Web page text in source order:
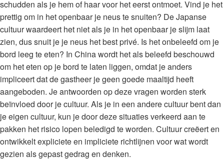
schudden als je hem of haar voor het eerst ontmoet. Vind je het
prettig om in het openbaar je neus te snuiten? De Japanse
cultuur waardeert het niet als je in het openbaar je slijm laat
zien, dus snuit je je neus het best privé. Is het onbeleefd om je
bord leeg te eten? In China wordt het als beleefd beschouwd
om het eten op je bord te laten liggen, omdat je anders
impliceert dat de gastheer je geen goede maaltijd heeft
aangeboden. Je antwoorden op deze vragen worden sterk
beïnvloed door je cultuur. Als je in een andere cultuur bent dan
je eigen cultuur, kun je door deze situaties verkeerd aan te
pakken het risico lopen beledigd te worden. Cultuur creëert en
ontwikkelt expliciete en impliciete richtlijnen voor wat wordt
gezien als gepast gedrag en denken.